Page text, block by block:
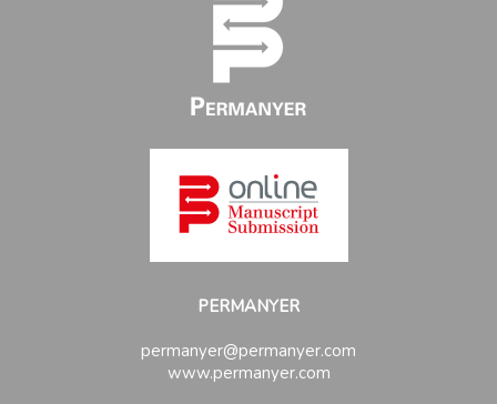
PERMANYER
permanyer@permanyer.com
www.permanyer.com